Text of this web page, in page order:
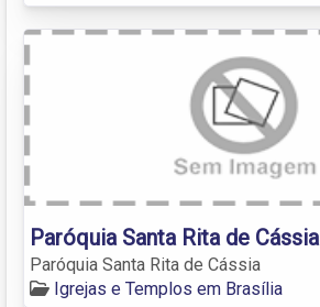
Paróquia Santa Rita de Cássia
Paróquia Santa Rita de Cássia
Igrejas e Templos em Brasília